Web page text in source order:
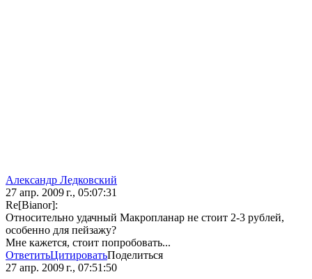
Александр Ледковский
27 апр. 2009 г., 05:07:31
Re[Bianor]:
Относительно удачный Макропланар не стоит 2-3 рублей,
особенно для пейзажу?
Мне кажется, стоит попробовать...
ОтветитьЦитироватьПоделиться
27 апр. 2009 г., 07:51:50